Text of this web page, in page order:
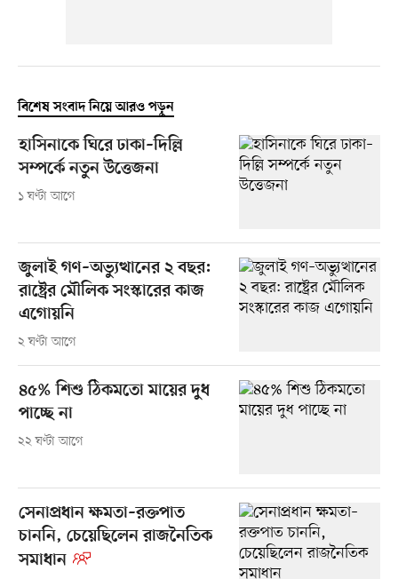
বিশেষ সংবাদ নিয়ে আরও পড়ুন
হাসিনাকে ঘিরে ঢাকা–দিল্লি
সম্পর্কে নতুন উত্তেজনা
১ ঘণ্টা আগে
জুলাই গণ–অভ্যুত্থানের ২ বছর:
রাষ্ট্রের মৌলিক সংস্কারের কাজ
এগোয়নি
২ ঘণ্টা আগে
৪৫% শিশু ঠিকমতো মায়ের দুধ
পাচ্ছে না
২২ ঘণ্টা আগে
সেনাপ্রধান ক্ষমতা–রক্তপাত
চাননি, চেয়েছিলেন রাজনৈতিক
সমাধান